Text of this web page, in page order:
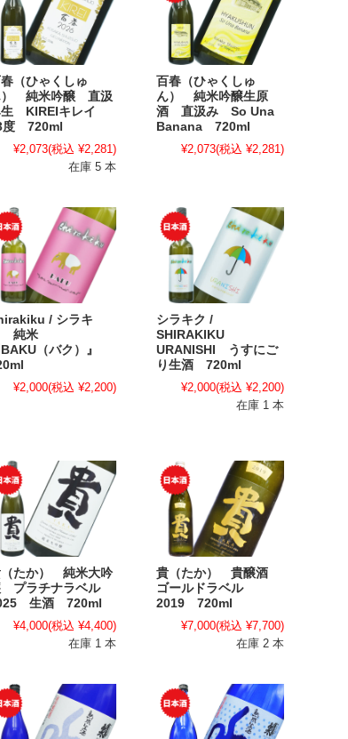
（ひゃくしゅ
） 純米吟醸 直汲
生 KIREIキレイ
度 720ml
¥2,073(税込 ¥2,281)
在庫 5 本
百春（ひゃくしゅ
ん） 純米吟醸生原
酒 直汲み So Una
Banana 720ml
¥2,073(税込 ¥2,281)
/ シラキ
純米
BAKU（バク）』
¥2,000(税込 ¥2,200)
シラキク /
SHIRAKIKU
URANISHI うすにご
り生酒 720ml
¥2,000(税込 ¥2,200)
在庫 1 本
たか） 純米大吟
プラチナラベル
生酒 720ml
¥4,000(税込 ¥4,400)
在庫 1 本
貴（たか） 貴醸酒
ゴールドラベル
2019 720ml
¥7,000(税込 ¥7,700)
在庫 2 本